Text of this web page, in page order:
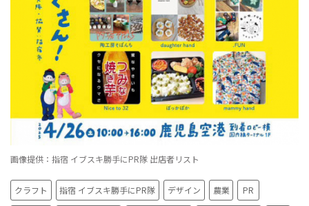
画像提供：指宿 イブスキ勝手にPR隊 出店者リスト
クラフト 指宿 イブスキ勝手にPR隊 デザイン 農業 PR